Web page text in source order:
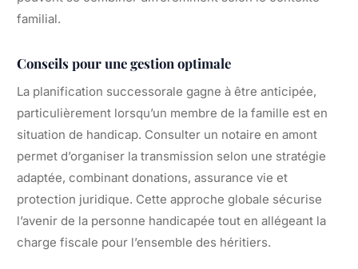
familial.
Conseils pour une gestion optimale
La planification successorale gagne à être anticipée,
particulièrement lorsqu’un membre de la famille est en
situation de handicap. Consulter un notaire en amont
permet d’organiser la transmission selon une stratégie
adaptée, combinant donations, assurance vie et
protection juridique. Cette approche globale sécurise
l’avenir de la personne handicapée tout en allégeant la
charge fiscale pour l’ensemble des héritiers.